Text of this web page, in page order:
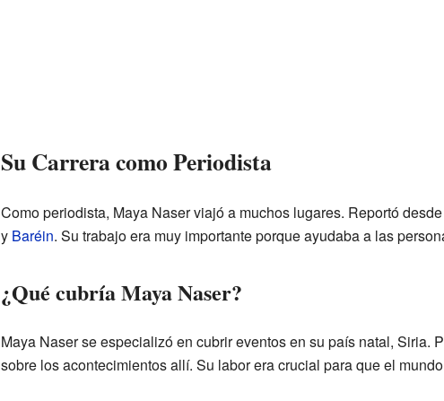
Su Carrera como Periodista
Como periodista, Maya Naser viajó a muchos lugares. Reportó
y Baréin. Su trabajo era muy importante porque ayudaba a las
¿Qué cubría Maya Naser?
Maya Naser se especializó en cubrir eventos en su país natal, Siria.
sobre los acontecimientos allí. Su labor era crucial para que el